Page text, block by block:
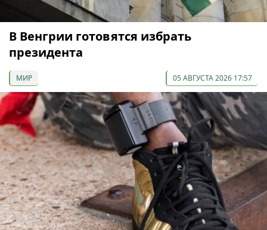
В Венгрии готовятся избрать
президента
МИР 05 АВГУСТА 2026 17:57